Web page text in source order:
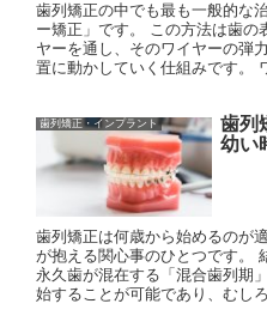
歯列矯正の中でも最も一般的な
ー矯正」です。 この方法は歯の
ヤーを通し、そのワイヤーの弾
置に動かしていく仕組みです。
歯列矯正・インプラント
歯列
幼い
歯列矯正は何歳から始めるのが
が抱える関心事のひとつです。
永久歯が混在する「混合歯列期
始することが可能であり、むし